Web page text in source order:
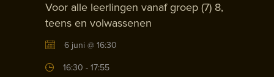
Voor alle leerlingen vanaf groep (7) 8,
teens en volwassenen
6 juni @ 16:30
16:30 - 17:55